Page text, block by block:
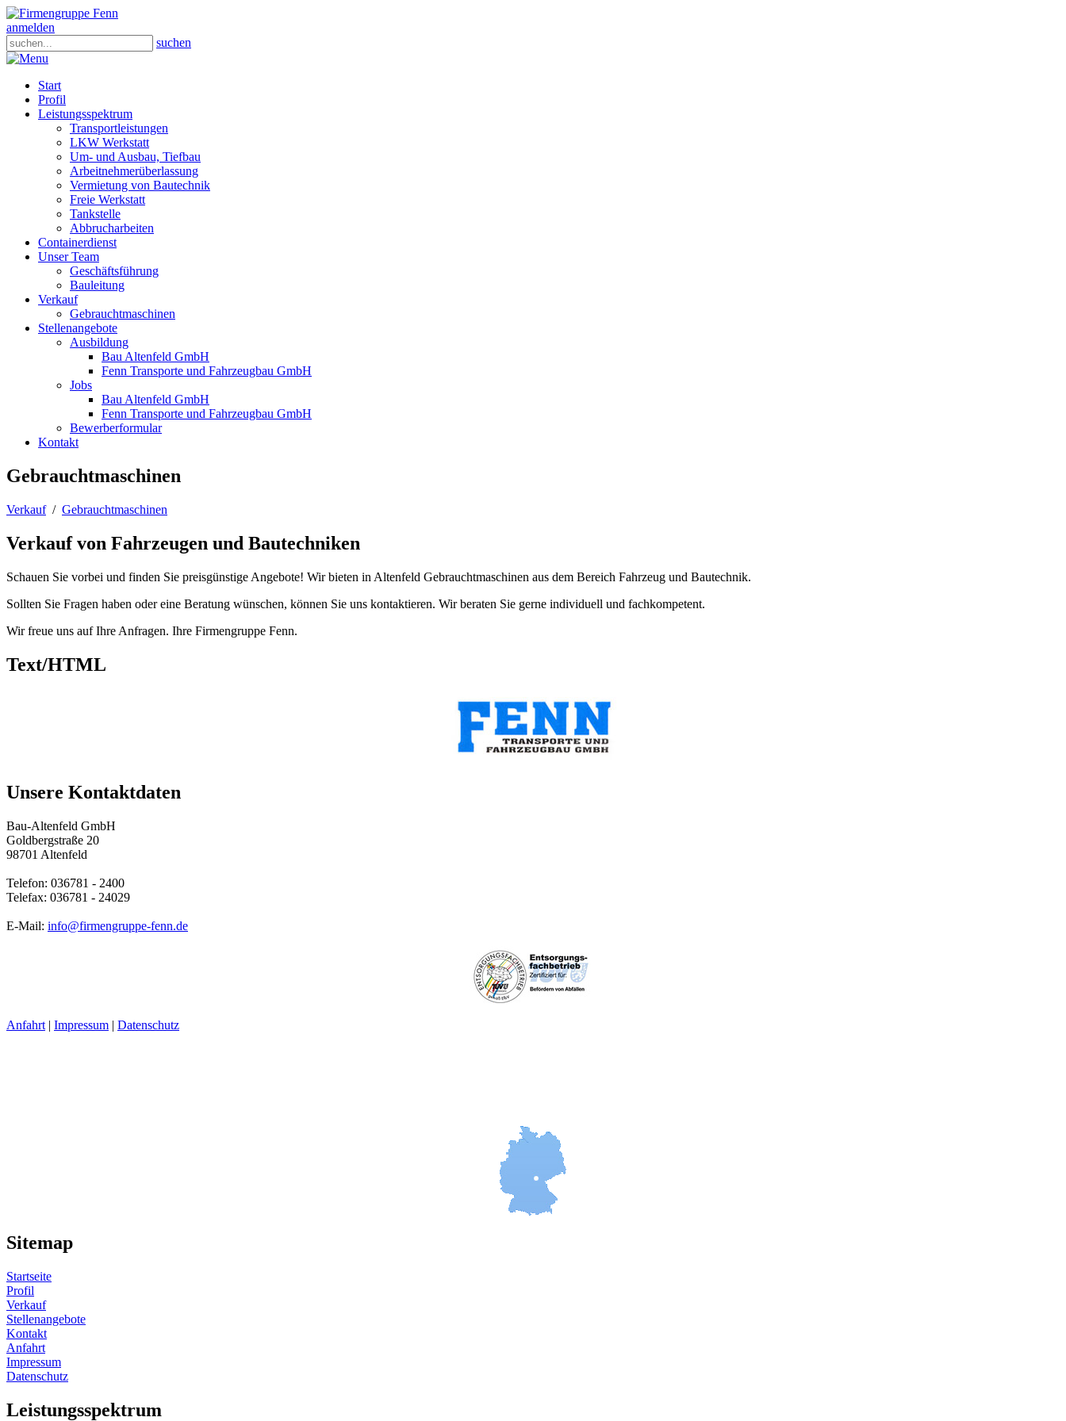
anmelden
suchen
Start
Profil
Leistungsspektrum
Transportleistungen
LKW Werkstatt
Um- und Ausbau, Tiefbau
Arbeitnehmerüberlassung
Vermietung von Bautechnik
Freie Werkstatt
Tankstelle
Abbrucharbeiten
Containerdienst
Unser Team
Geschäftsführung
Bauleitung
Verkauf
Gebrauchtmaschinen
Stellenangebote
Ausbildung
Bau Altenfeld GmbH
Fenn Transporte und Fahrzeugbau GmbH
Jobs
Bau Altenfeld GmbH
Fenn Transporte und Fahrzeugbau GmbH
Bewerberformular
Kontakt
Gebrauchtmaschinen
Verkauf/ Gebrauchtmaschinen
Verkauf von Fahrzeugen und Bautechniken
Schauen Sie vorbei und finden Sie preisgünstige Angebote! Wir bieten in Altenfeld Gebrauchtmaschinen aus dem Bereich Fahrzeug und Bautechnik.
Sollten Sie Fragen haben oder eine Beratung wünschen, können Sie uns kontaktieren. Wir beraten Sie gerne individuell und fachkompetent.
Wir freue uns auf Ihre Anfragen. Ihre Firmengruppe Fenn.
Text/HTML
Unsere Kontaktdaten
Bau-Altenfeld GmbH
Goldbergstraße 20
98701 Altenfeld
Telefon: 036781 - 2400
Telefax: 036781 - 24029
E-Mail: info@firmengruppe-fenn.de
Anfahrt | Impressum | Datenschutz
Sitemap
Startseite
Profil
Verkauf
Stellenangebote
Kontakt
Anfahrt
Impressum
Datenschutz
Leistungsspektrum